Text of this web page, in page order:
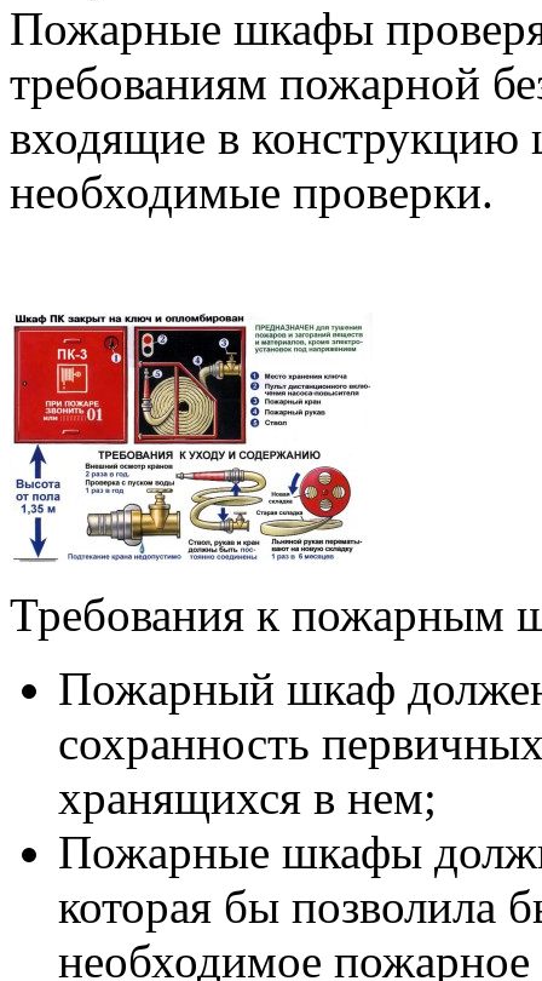
Пожарные шкафы
требованиям пожарной
входящие в конструкцию
необходимые проверки.
Требования к пожарным
Пожарный шкаф
сохранность
хранящихся в нем;
Пожарные шкафы
которая бы позволила
необходимое